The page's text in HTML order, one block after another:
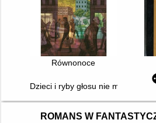
Równonoce
Dzieci i ryby głosu nie mają
ROMANS W